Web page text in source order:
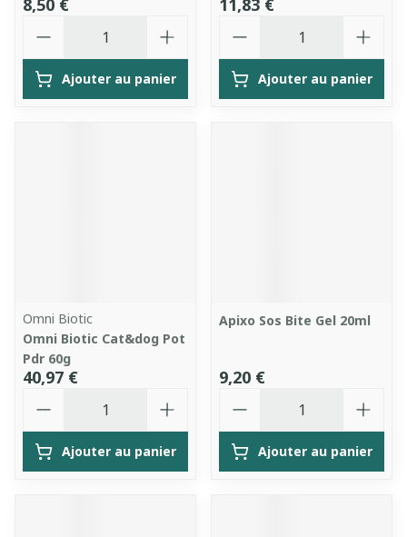
8,50 €
Ajouter au panier
11,83 €
Ajouter au panier
Omni Biotic
Omni Biotic Cat&dog Pot
Pdr 60g
40,97 €
Ajouter au panier
Apixo Sos Bite Gel 20ml
9,20 €
Ajouter au panier